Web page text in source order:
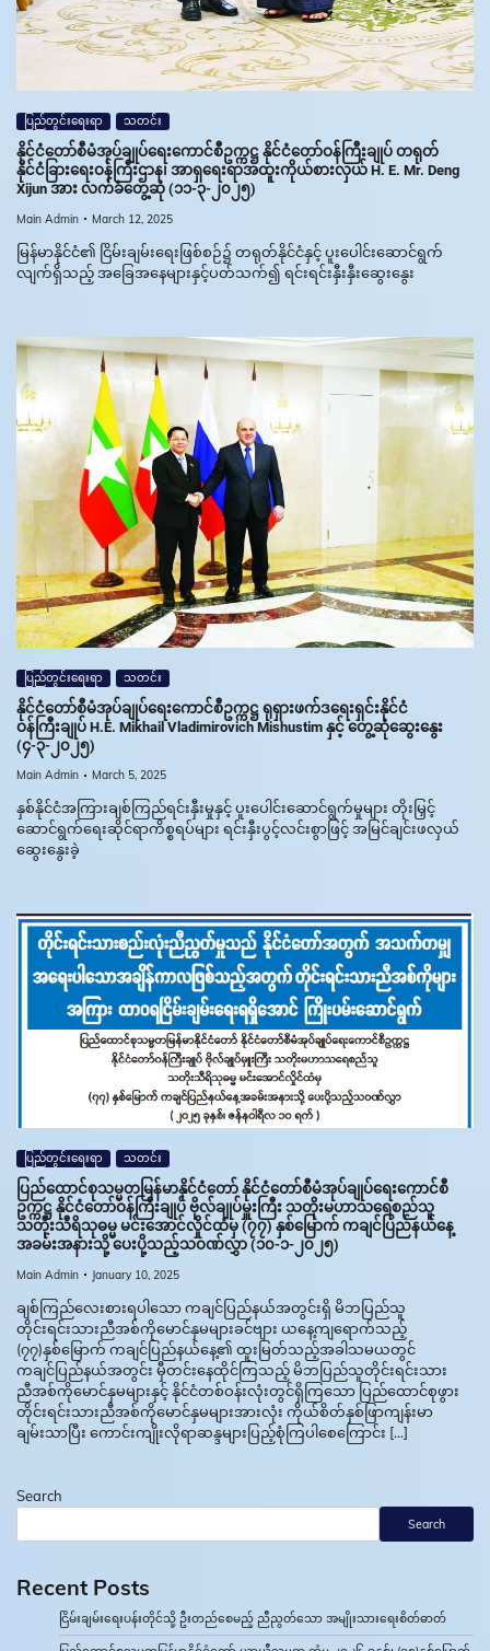
ပြည်တွင်းရေးရာ သတင်း
နိုင်ငံတော်စီမံအုပ်ချုပ်ရေးကောင်စီဥက္ကဋ္ဌ နိုင်ငံတော်ဝန်ကြီးချုပ် တရုတ်
နိုင်ငံခြားရေးဝန်ကြီးဌာန၊ အာရှရေးရာအထူးကိုယ်စားလှယ် H. E. Mr. Deng
Xijun အား လက်ခံတွေ့ဆုံ (၁၁-၃-၂၀၂၅)
Main Admin March 12, 2025
မြန်မာနိုင်ငံ၏ ငြိမ်းချမ်းရေးဖြစ်စဉ်၌ တရုတ်နိုင်ငံနှင့် ပူးပေါင်းဆောင်ရွက်
လျက်ရှိသည့် အခြေအနေများနှင့်ပတ်သက်၍ ရင်းရင်းနှီးနှီးဆွေးနွေး
ပြည်တွင်းရေးရာ သတင်း
နိုင်ငံတော်စီမံအုပ်ချုပ်ရေးကောင်စီဥက္ကဋ္ဌ ရုရှားဖက်ဒရေးရှင်းနိုင်ငံ
ဝန်ကြီးချုပ် H.E. Mikhail Vladimirovich Mishustim နှင့် တွေ့ဆုံဆွေးနွေး
(၄-၃-၂၀၂၅)
Main Admin March 5, 2025
နှစ်နိုင်ငံအကြားချစ်ကြည်ရင်းနှီးမှုနှင့် ပူးပေါင်းဆောင်ရွက်မှုများ တိုးမြှင့်
ဆောင်ရွက်ရေးဆိုင်ရာကိစ္စရပ်များ ရင်းနှီးပွင့်လင်းစွာဖြင့် အမြင်ချင်းဖလှယ်
ဆွေးနွေးခဲ့
ပြည်တွင်းရေးရာ သတင်း
ပြည်ထောင်စုသမ္မတမြန်မာနိုင်ငံတော် နိုင်ငံတော်စီမံအုပ်ချုပ်ရေးကောင်စီ
ဥက္ကဋ္ဌ နိုင်ငံတော်ဝန်ကြီးချုပ် ဗိုလ်ချုပ်မှူးကြီး သတိုးမဟာသရေစည်သူ
သတိုးသီရိသုဓမ္မ မင်းအောင်လှိုင်ထံမှ (၇၇) နှစ်မြောက် ကချင်ပြည်နယ်နေ့
အခမ်းအနားသို့ ပေးပို့သည့်သဝဏ်လွှာ (၁၀-၁-၂၀၂၅)
Main Admin January 10, 2025
ချစ်ကြည်လေးစားရပါသော ကချင်ပြည်နယ်အတွင်းရှိ မိဘပြည်သူ
တိုင်းရင်းသားညီအစ်ကိုမောင်နှမများခင်ဗျား ယနေ့ကျရောက်သည့်
(၇၇)နှစ်မြောက် ကချင်ပြည်နယ်နေ့၏ ထူးမြတ်သည့်အခါသမယတွင်
ကချင်ပြည်နယ်အတွင်း မှီတင်းနေထိုင်ကြသည့် မိဘပြည်သူတိုင်းရင်းသား
ညီအစ်ကိုမောင်နှမများနှင့် နိုင်ငံတစ်ဝန်းလုံးတွင်ရှိကြသော ပြည်ထောင်စုဖွား
တိုင်းရင်းသားညီအစ်ကိုမောင်နှမများအားလုံး ကိုယ်စိတ်နှစ်ဖြာကျန်းမာ
ချမ်းသာပြီး ကောင်းကျိုးလိုရာဆန္ဒများပြည့်စုံကြပါစေကြောင်း […]
Search
Search
Recent Posts
ငြိမ်းချမ်းရေးပန်းတိုင်သို့ ဦးတည်စေမည့် ညီညွတ်သော အမျိုးသားရေးစိတ်ဓာတ်